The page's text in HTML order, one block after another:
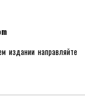
издании направляйте